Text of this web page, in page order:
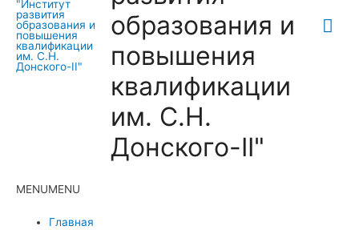
образования и
повышения
квалификации
им. С.Н.
Донского-II"
MENUMENU
Главная